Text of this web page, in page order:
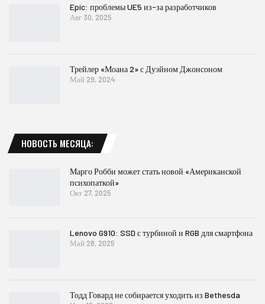
Epic: проблемы UE5 из-за разработчиков
Авг 30, 2025
Трейлер «Моана 2» с Дуэйном Джонсоном
Май 29, 2024
НОВОСТЬ МЕСЯЦА:
Марго Робби может стать новой «Американской
психопаткой»
Окт 27, 2025
Lenovo G910: SSD с турбиной и RGB для смартфона
Май 28, 2025
Тодд Говард не собирается уходить из Bethesda